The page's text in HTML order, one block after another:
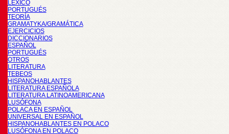
LÉXICO
PORTUGUÉS
TEORÍA
GRAMATYKA/GRAMÁTICA
EJERCICIOS
DICCIONARIOS
ESPAÑOL
PORTUGUÉS
OTROS
LITERATURA
TEBEOS
HISPANOHABLANTES
LITERATURA ESPAÑOLA
LITERATURA LATINOAMERICANA
LUSÓFONA
POLACA EN ESPAÑOL
UNIVERSAL EN ESPAÑOL
HISPANOHABLANTES EN POLACO
LUSÓFONA EN POLACO